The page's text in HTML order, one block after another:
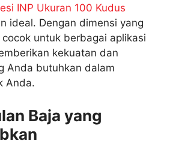
INP Ukuran 100 Kudus
ideal. Dengan dimensi yang
untuk berbagai aplikasi
kekuatan dan
Anda butuhkan dalam
Anda.
Baja yang